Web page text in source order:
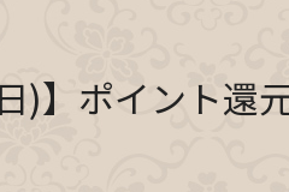
)】ポイント還